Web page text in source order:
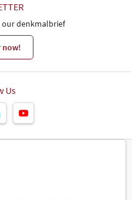
denkmalbrief
now!
Us